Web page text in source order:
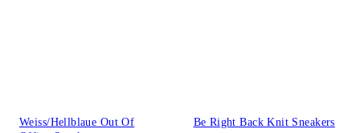
Weiss/Hellblaue Out Of
Be Right Back Knit Sneakers